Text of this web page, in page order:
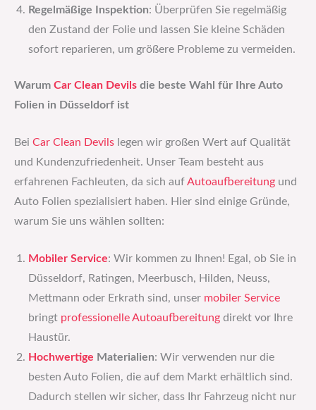
Regelmäßige Inspektion: Überprüfen Sie regelmäßig
den Zustand der Folie und lassen Sie kleine Schäden
sofort reparieren, um größere Probleme zu vermeiden.
Warum Car Clean Devils die beste Wahl für Ihre Auto
Folien in Düsseldorf ist
Bei Car Clean Devils legen wir großen Wert auf Qualität
und Kundenzufriedenheit. Unser Team besteht aus
erfahrenen Fachleuten, da sich auf Autoaufbereitung und
Auto Folien spezialisiert haben. Hier sind einige Gründe,
warum Sie uns wählen sollten:
Mobiler Service: Wir kommen zu Ihnen! Egal, ob Sie in
Düsseldorf, Ratingen, Meerbusch, Hilden, Neuss,
Mettmann oder Erkrath sind, unser mobiler Service
bringt professionelle Autoaufbereitung direkt vor Ihre
Haustür.
Hochwertige Materialien: Wir verwenden nur die
besten Auto Folien, die auf dem Markt erhältlich sind.
Dadurch stellen wir sicher, dass Ihr Fahrzeug nicht nur